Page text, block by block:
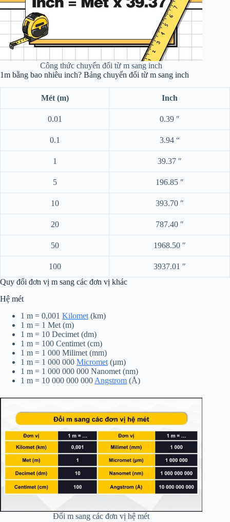
Công thức chuyển đổi từ m sang inch
1m bằng bao nhiêu inch? Bảng chuyển đổi từ m sang inch
Mét (m) Inch
0.01 0.39 ″
0.1 3.94 “
1 39.37 ″
5 196.85 ″
10 393.70 ″
20 787.40 ″
50 1968.50 ″
100
3937.01 ″
Quy đổi đơn vị m sang các đơn vị khác
Hệ mét
1 m = 0,001 Kilomet (km)
1 m = 1 Met (m)
1 m = 10 Decimet (dm)
1 m = 100 Centimet (cm)
1 m = 1 000 Milimet (mm)
1 m = 1 000 000 Micromet (µm)
1 m = 1 000 000 000 Nanomet (nm)
1 m = 10 000 000 000 Angstrom (Å)
Đổi m sang các đơn vị hệ mét